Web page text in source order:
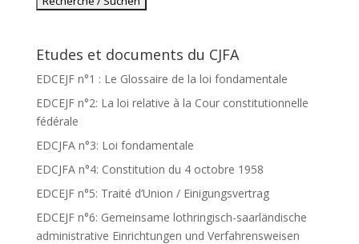
Etudes et documents du CJFA
EDCEJF n°1 : Le Glossaire de la loi fondamentale
EDCEJF n°2: La loi relative à la Cour constitutionnelle
fédérale
EDCJFA n°3: Loi fondamentale
EDCJFA n°4: Constitution du 4 octobre 1958
EDCEJF n°5: Traité d’Union / Einigungsvertrag
EDCEJF n°6: Gemeinsame lothringisch-saarländische
administrative Einrichtungen und Verfahrensweisen